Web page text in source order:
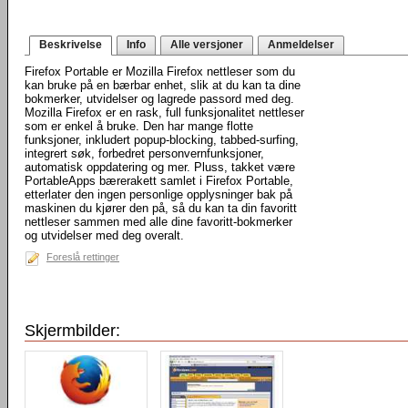
Beskrivelse Info Alle versjoner Anmeldelser
Firefox Portable er Mozilla Firefox nettleser som du
kan bruke på en bærbar enhet, slik at du kan ta dine
bokmerker, utvidelser og lagrede passord med deg.
Mozilla Firefox er en rask, full funksjonalitet nettleser
som er enkel å bruke. Den har mange flotte
funksjoner, inkludert popup-blocking, tabbed-surfing,
integrert søk, forbedret personvernfunksjoner,
automatisk oppdatering og mer. Pluss, takket være
PortableApps bærerakett samlet i Firefox Portable,
etterlater den ingen personlige opplysninger bak på
maskinen du kjører den på, så du kan ta din favoritt
nettleser sammen med alle dine favoritt-bokmerker
og utvidelser med deg overalt.
Foreslå rettinger
Skjermbilder: